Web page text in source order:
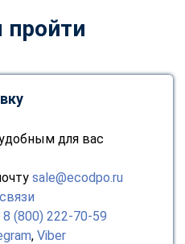
пройти
для вас
sale@ecodpo.ru
8 (800) 222-70-59
, Viber